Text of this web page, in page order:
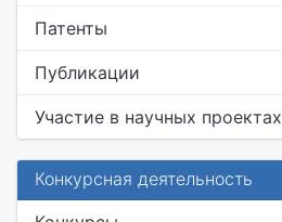
Патенты
Публикации
Участие в научных проектах
Конкурсная деятельность